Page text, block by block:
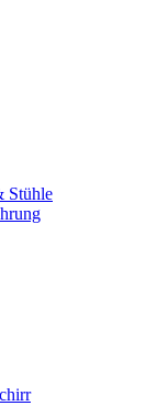
Stühle